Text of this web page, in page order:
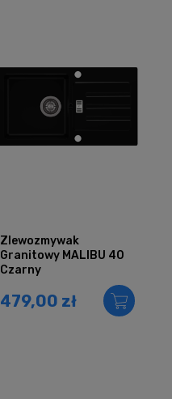
Zlewozmywak
Granitowy MALIBU 40
Czarny
479,00 zł